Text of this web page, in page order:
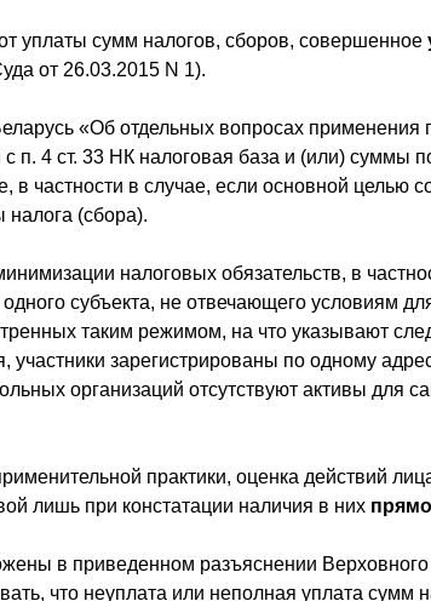
уплаты сумм налогов, сборов, совершенное
от 26.03.2015 N 1).
«Об отдельных вопросах применения
п. 4 ст. 33 НК налоговая база и (или) суммы
в частности в случае, если основной
налога (сбора).
налоговых обязательств, в
субъекта, не отвечающего условиям
таким режимом, на что указывают
зарегистрированы по одному
организаций отсутствуют активы для
практики, оценка действий
лишь при констатации наличия в них
в приведенном разъяснении
что неуплата или неполная уплата сумм